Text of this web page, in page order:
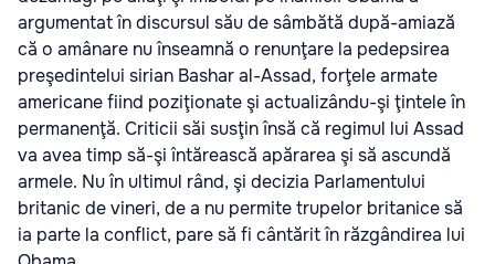
argumentat în discursul său de sâmbătă după-amiază
că o amânare nu înseamnă o renunţare la pedepsirea
preşedintelui sirian Bashar al-Assad, forţele armate
americane fiind poziţionate şi actualizându-şi ţintele în
permanenţă. Criticii săi susţin însă că regimul lui Assad
va avea timp să-şi întărească apărarea şi să ascundă
armele. Nu în ultimul rând, şi decizia Parlamentului
britanic de vineri, de a nu permite trupelor britanice să
ia parte la conflict, pare să fi cântărit în răzgândirea lui